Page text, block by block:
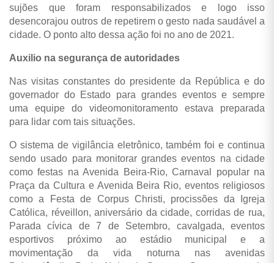
sujões que foram responsabilizados e logo isso
desencorajou outros de repetirem o gesto nada saudável a
cidade. O ponto alto dessa ação foi no ano de 2021.
Auxilio na segurança de autoridades
Nas visitas constantes do presidente da República e do
governador do Estado para grandes eventos e sempre
uma equipe do videomonitoramento estava preparada
para lidar com tais situações.
O sistema de vigilância eletrônico, também foi e continua
sendo usado para monitorar grandes eventos na cidade
como festas na Avenida Beira-Rio, Carnaval popular na
Praça da Cultura e Avenida Beira Rio, eventos religiosos
como a Festa de Corpus Christi, procissões da Igreja
Católica, réveillon, aniversário da cidade, corridas de rua,
Parada cívica de 7 de Setembro, cavalgada, eventos
esportivos próximo ao estádio municipal e a
movimentação da vida noturna nas avenidas